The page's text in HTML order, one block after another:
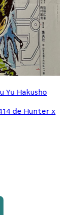
Yu Hakusho
de Hunter x